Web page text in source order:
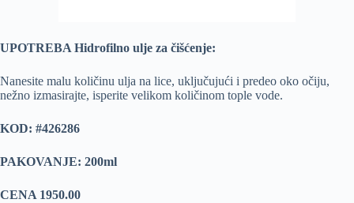
UPOTREBA Hidrofilno ulje za čišćenje:
Nanesite malu količinu ulja na lice, uključujući i predeo oko očiju,
nežno izmasirajte, isperite velikom količinom tople vode.
KOD: #426286
PAKOVANJE: 200ml
CENA 1950.00